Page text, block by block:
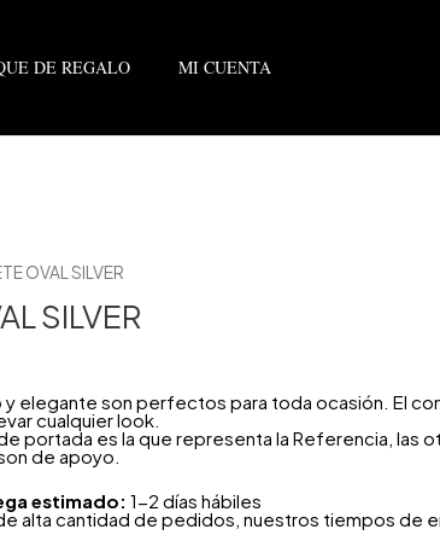
DE REGALO MI CUENTA
OVAL SILVER
SILVER
y elegante son perfectos para toda ocasión. El
cualquier look.
portada es la que representa la Referencia, las
de apoyo.
estimado: 1-2 días hábiles
alta cantidad de pedidos, nuestros tiempos de